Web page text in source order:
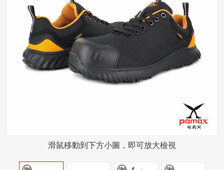
滑鼠移動到下方小圖，即可放大檢視